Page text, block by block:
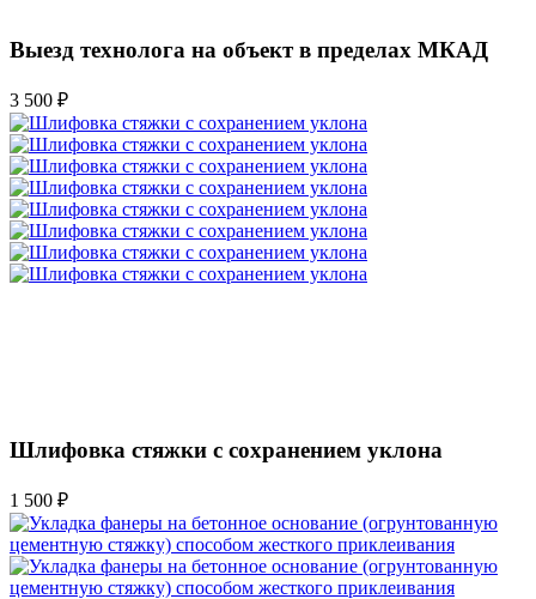
Выезд технолога на объект в пределах МКАД
3 500 ₽
Шлифовка стяжки с сохранением уклона
1 500 ₽